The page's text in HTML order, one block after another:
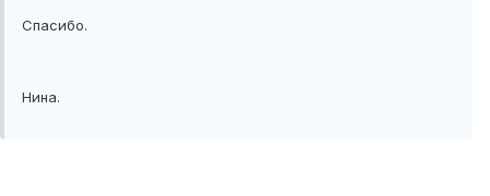
Спасибо.
Нина.